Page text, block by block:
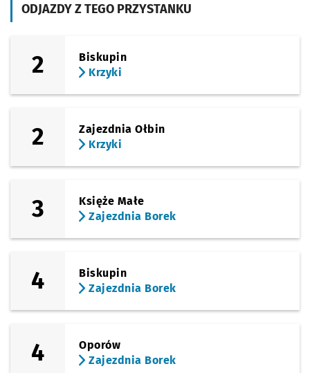
Orla
ODJAZDY Z TEGO PRZYSTANKU
2
Biskupin
Krzyki
2
Zajezdnia Ołbin
Krzyki
3
Księże Małe
Zajezdnia Borek
4
Biskupin
Zajezdnia Borek
4
Oporów
Zajezdnia Borek